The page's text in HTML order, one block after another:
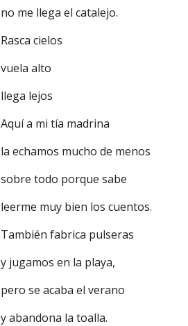
no me llega el catalejo.
Rasca cielos
vuela alto
llega lejos
Aquí a mi tía madrina
la echamos mucho de menos
sobre todo porque sabe
leerme muy bien los cuentos.
También fabrica pulseras
y jugamos en la playa,
pero se acaba el verano
y abandona la toalla.